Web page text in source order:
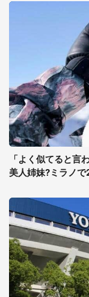
「よく似てると言
美人姉妹?ミラノで